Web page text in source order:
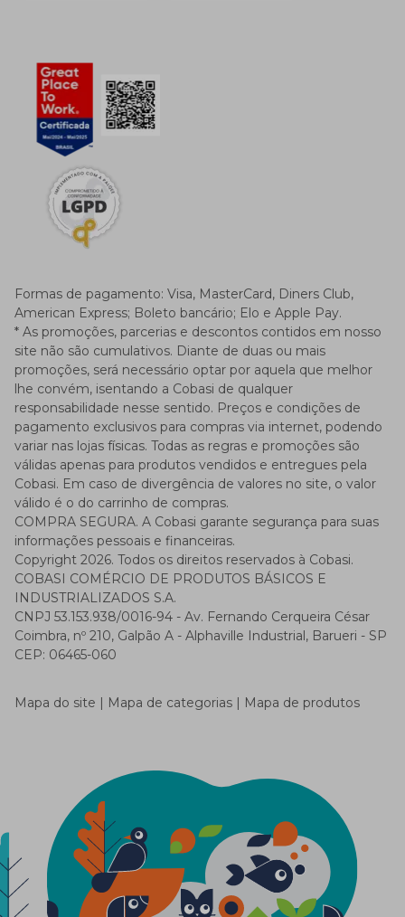
Formas de pagamento: Visa, MasterCard, Diners Club,
American Express; Boleto bancário; Elo e Apple Pay.
* As promoções, parcerias e descontos contidos em nosso
site não são cumulativos. Diante de duas ou mais
promoções, será necessário optar por aquela que melhor
lhe convém, isentando a Cobasi de qualquer
responsabilidade nesse sentido. Preços e condições de
pagamento exclusivos para compras via internet, podendo
variar nas lojas físicas. Todas as regras e promoções são
válidas apenas para produtos vendidos e entregues pela
Cobasi. Em caso de divergência de valores no site, o valor
válido é o do carrinho de compras.
COMPRA SEGURA. A Cobasi garante segurança para suas
informações pessoais e financeiras.
Copyright 2026. Todos os direitos reservados à Cobasi.
COBASI COMÉRCIO DE PRODUTOS BÁSICOS E
INDUSTRIALIZADOS S.A.
CNPJ 53.153.938/0016-94 - Av. Fernando Cerqueira César
Coimbra, nº 210, Galpão A - Alphaville Industrial, Barueri - SP
CEP: 06465-060
Mapa do site Mapa de categorias Mapa de produtos